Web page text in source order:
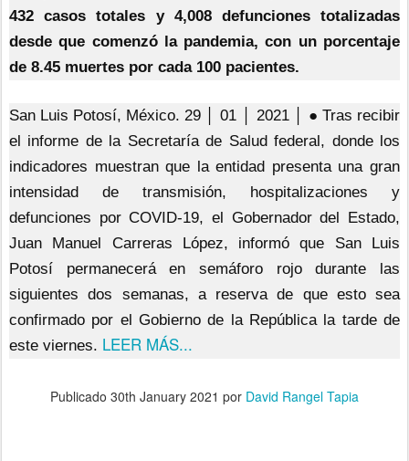
432 casos totales y 4,008 defunciones totalizadas
desde que comenzó la pandemia, con un porcentaje
de 8.45 muertes por cada 100 pacientes.
San Luis Potosí, México. 29 │ 01 │ 2021 │ ● Tras recibir
el informe de la Secretaría de Salud federal, donde los
indicadores muestran que la entidad presenta una gran
intensidad de transmisión, hospitalizaciones y
defunciones por COVID-19, el Gobernador del Estado,
Juan Manuel Carreras López, informó que San Luis
Potosí permanecerá en semáforo rojo durante las
siguientes dos semanas, a reserva de que esto sea
confirmado por el Gobierno de la República la tarde de
este viernes. LEER MÁS...
Publicado 30th January 2021 por David Rangel Tapia